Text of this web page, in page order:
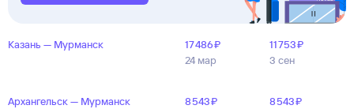
Казань — Мурманск
17 ⁠486 ⁠₽
24 мар
11 ⁠753 ⁠₽
3 сен
Архангельск — Мурманск
8 ⁠543 ⁠₽
8 ⁠543 ⁠₽